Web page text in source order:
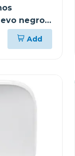
negro
Add